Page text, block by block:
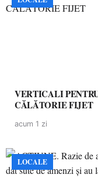
VERTICALI
CĂLĂTORIE FIJET
acum 1 zi
LOCALE